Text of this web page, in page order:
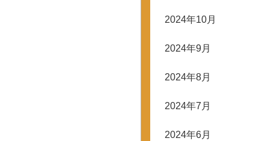
2024年10月
2024年9月
2024年8月
2024年7月
2024年6月